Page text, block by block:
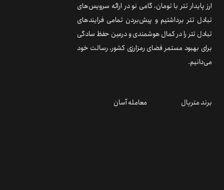
ارز پایدار تتر با تومان، گامی نو در ارائه سرویس‌های
تبادل تتر برداشتیم و پیش‌بردن تمامی فرایندهای
تبادل تتر را در کمال هوشمندی و درعین حفظ سادگی
برای بهبود مستمر فضای رمزارزی کشور، رسالت خود
می‌دانیم.
برند متریال معامله آسان